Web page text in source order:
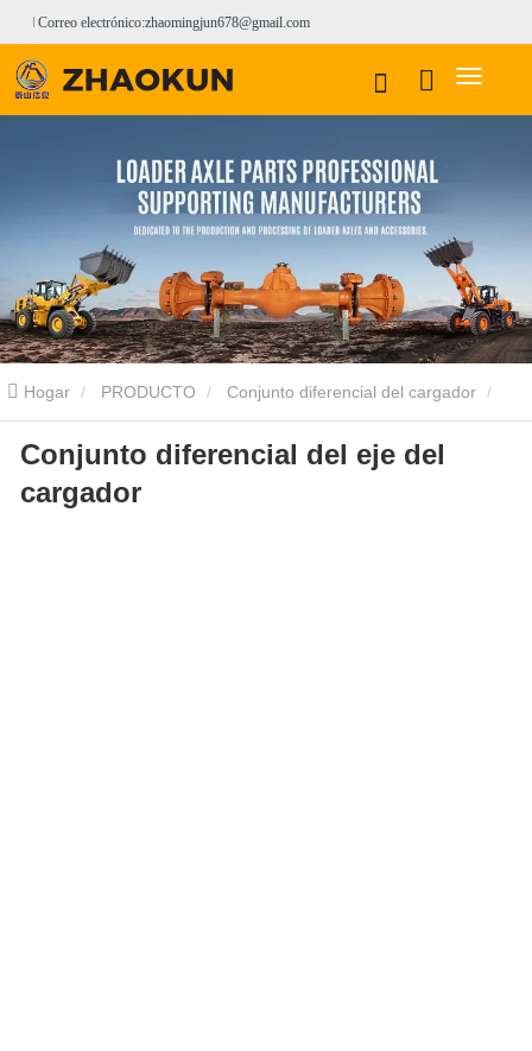
Correo electrónico:zhaomingjun678@gmail.com
Hogar PRODUCTO Conjunto diferencial del cargador
Conjunto diferencial del cargador YunYu Conjunto diferencial del
eje del cargador
Conjunto diferencial del eje del
cargador